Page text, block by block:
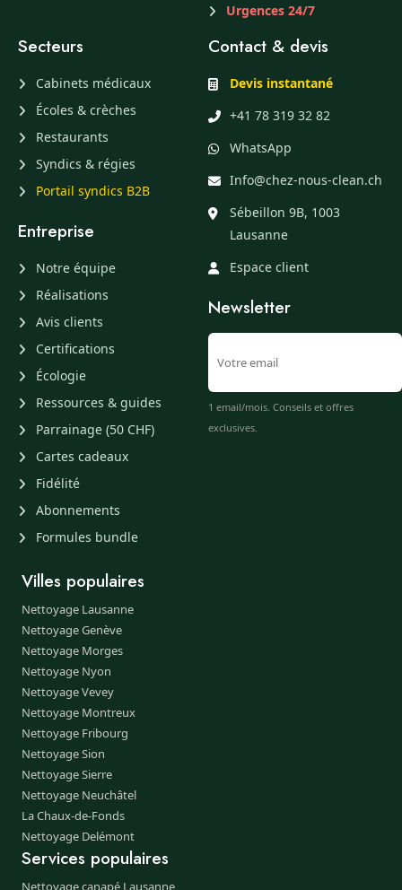
Urgences 24/7
Secteurs
Cabinets médicaux
Écoles & crèches
Restaurants
Syndics & régies
Portail syndics B2B
Entreprise
Notre équipe
Réalisations
Avis clients
Certifications
Écologie
Ressources & guides
Parrainage (50 CHF)
Cartes cadeaux
Fidélité
Abonnements
Formules bundle
Contact & devis
Devis instantané
+41 78 319 32 82
WhatsApp
Info@chez-nous-clean.ch
Sébeillon 9B, 1003
Lausanne
Espace client
Newsletter
1 email/mois. Conseils et offres
exclusives.
Villes populaires
Nettoyage Lausanne
Nettoyage Genève
Nettoyage Morges
Nettoyage Nyon
Nettoyage Vevey
Nettoyage Montreux
Nettoyage Fribourg
Nettoyage Sion
Nettoyage Sierre
Nettoyage Neuchâtel
La Chaux-de-Fonds
Nettoyage Delémont
Services populaires
Nettoyage canapé Lausanne